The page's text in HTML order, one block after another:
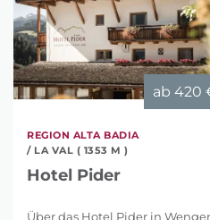
ab 420
REGION ALTA BADIA
/ LA VAL ( 1353 M )
Hotel Pider
Über das Hotel Pider in